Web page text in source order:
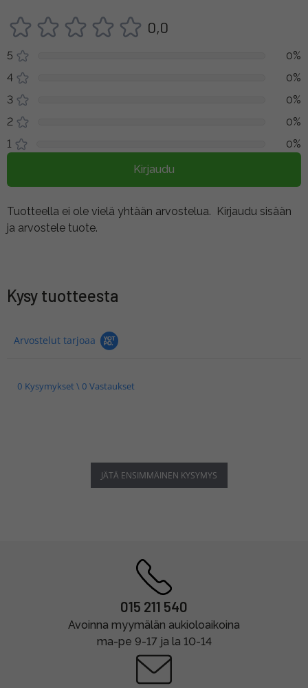
0,0
5
0%
4
0%
3
0%
2
0%
1
0%
Kirjaudu
Tuotteella ei ole vielä yhtään arvostelua. Kirjaudu sisään
ja arvostele tuote.
Kysy tuotteesta
Arvostelut tarjoaa
0 Kysymykset \ 0 Vastaukset
JÄTÄ ENSIMMÄINEN KYSYMYS
015 211 540
Avoinna myymälän aukioloaikoina
ma-pe 9-17 ja la 10-14